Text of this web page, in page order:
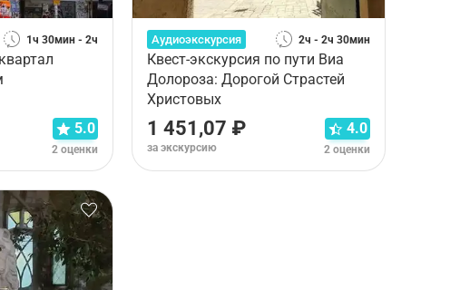
1ч 30мин - 2ч
5.0
2 оценки
Аудиоэкскурсия 2ч - 2ч 30мин
Квест-экскурсия по пути Виа
Долороза: Дорогой Страстей
Христовых
1 451,07 ₽
за экскурсию
4.0
2 оценки